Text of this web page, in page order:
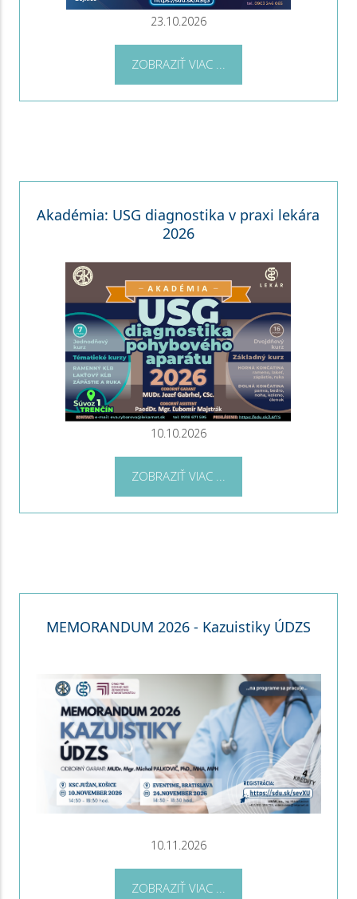
23.10.2026
ZOBRAZIŤ VIAC ...
Akadémia: USG diagnostika v praxi lekára
2026
10.10.2026
ZOBRAZIŤ VIAC ...
MEMORANDUM 2026 - Kazuistiky ÚDZS
10.11.2026
ZOBRAZIŤ VIAC ...